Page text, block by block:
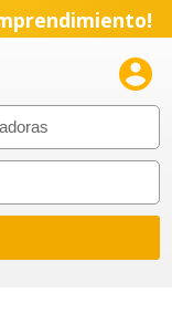
